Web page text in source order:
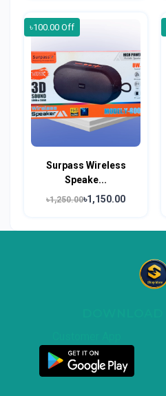
৳100.00 Off
Surpass Wireless
Speake...
৳1,250.00৳1,150.00